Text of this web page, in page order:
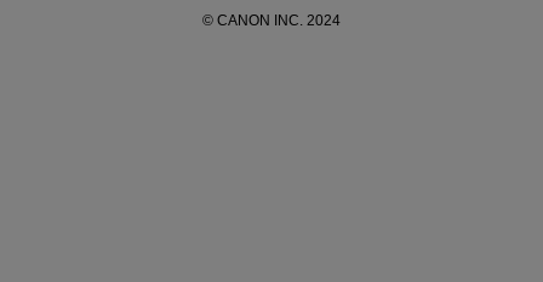
© CANON INC. 2024